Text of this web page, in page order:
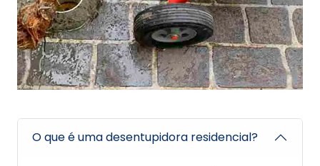
O que é uma desentupidora residencial?